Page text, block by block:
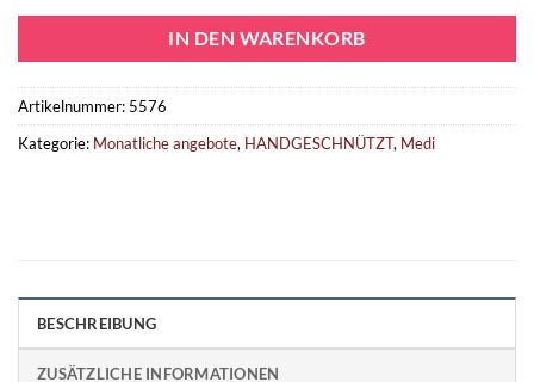
IN DEN WARENKORB
Artikelnummer: 5576
Kategorie: Monatliche angebote, HANDGESCHNÜTZT, Medi
BESCHREIBUNG
ZUSÄTZLICHE INFORMATIONEN